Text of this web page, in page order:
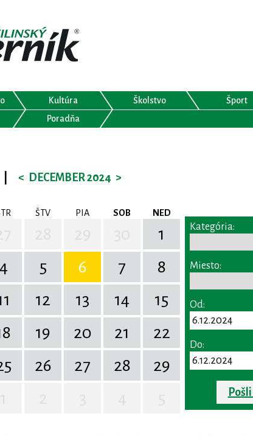
Kultúra Školstvo Šport
Poradňa
< DECEMBER 2024 >
ŠTV PIA SOB NED
1
4 5 6 7
8
12 13 14
15
19 20 21
22
26 27 28
29
Kategória:
Miesto:
Od:
Do: